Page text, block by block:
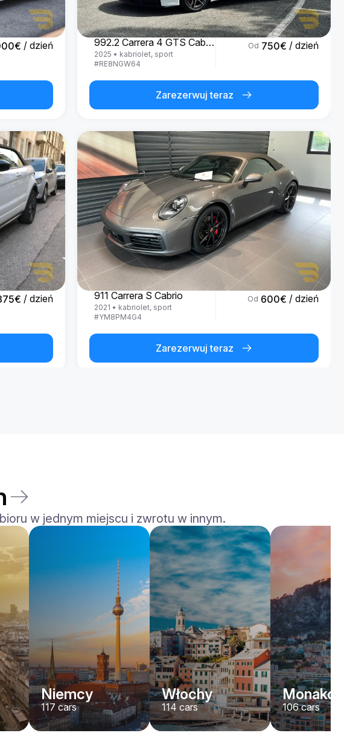
€ / dzień
Porsche
992.2 Carrera 4 GTS Cabrio '25
2025 • kabriolet, sport
#RE8NGW64
Od 750€ / dzień
Zarezerwuj teraz
€ / dzień
Porsche
911 Carrera S Cabrio
2021 • kabriolet, sport
#YM8PM4G4
Od 600€ / dzień
Zarezerwuj teraz
Rolls-Royce
2022•kabriolet
YJPXZKDA
Od 2200
Zarezerwuj teraz
w jednym miejscu i zwrotu w innym.
Niemcy
117 cars
Włochy
114 cars
Monako
106cars